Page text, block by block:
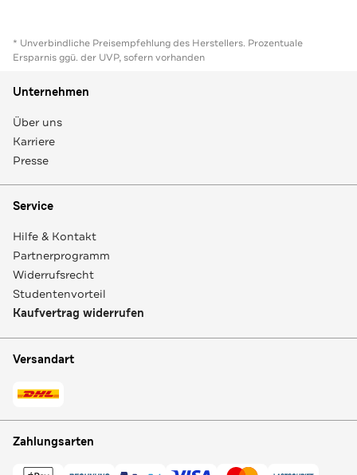
* Unverbindliche Preisempfehlung des Herstellers. Prozentuale
Ersparnis ggü. der UVP, sofern vorhanden
Unternehmen
Über uns
Karriere
Presse
Service
Hilfe & Kontakt
Partnerprogramm
Widerrufsrecht
Studentenvorteil
Kaufvertrag widerrufen
Versandart
Zahlungsarten